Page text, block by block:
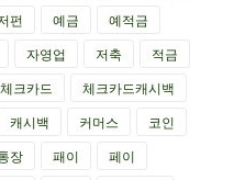
펀 예금
예적금
자영업 저축
적금
체크카드
체크카드캐시백
캐시백 커머스
코인
장 패이
페이